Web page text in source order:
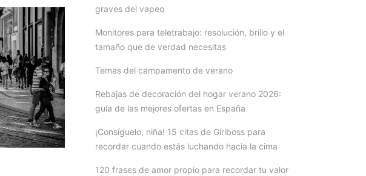
graves del vapeo
Monitores para teletrabajo: resolución, brillo y el
tamaño que de verdad necesitas
Temas del campamento de verano
Rebajas de decoración del hogar verano 2026:
guía de las mejores ofertas en España
¡Consíguelo, niña! 15 citas de Girlboss para
recordar cuando estás luchando hacia la cima
120 frases de amor propio para recordar tu valor